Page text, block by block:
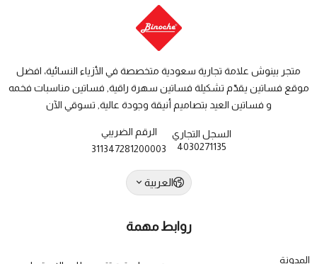
متجر بينوش علامة تجارية سعودية متخصصة في الأزياء النسائية، افضل
موقع فساتين يقدّم تشكيلة فساتين سهرة راقية, فساتين مناسبات فخمه
و فساتين العيد بتصاميم أنيقة وجودة عالية, تسوقي الآن
السجل التجاري
4030271135
الرقم الضريبي
311347281200003
العربية
روابط مهمة
المدونة